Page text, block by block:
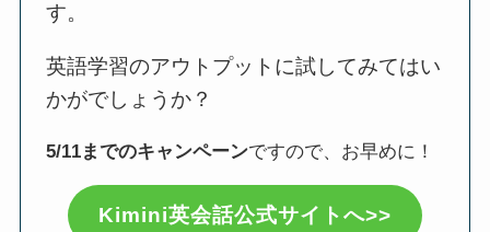
す。
英語学習のアウトプットに試してみてはい
かがでしょうか？
5/11までのキャンペーンですので、お早めに！
Kimini英会話公式サイトへ>>